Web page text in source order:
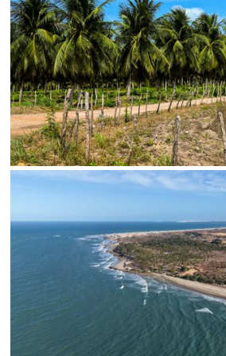
Status
SALVAR